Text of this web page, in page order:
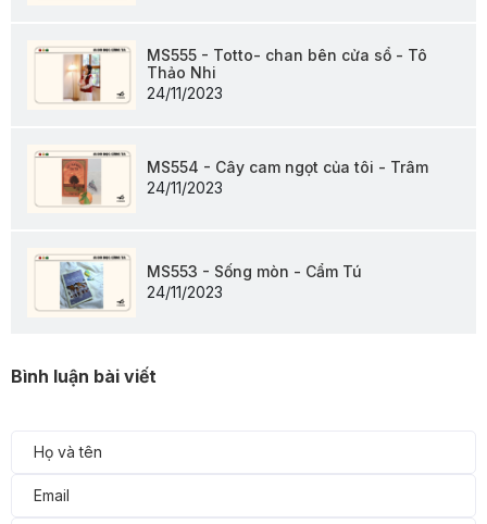
MS555 - Totto- chan bên cửa sổ - Tô
Thảo Nhi
24/11/2023
MS554 - Cây cam ngọt của tôi - Trâm
24/11/2023
MS553 - Sống mòn - Cẩm Tú
24/11/2023
Bình luận bài viết